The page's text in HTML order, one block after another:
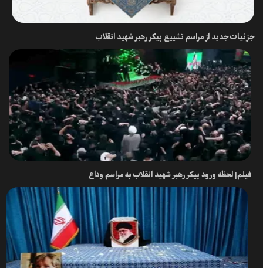
جزئیات جدید از مراسم تشییع پیکر رهبر شهید انقلاب
فیلم| لحظه ورود پیکر رهبر شهید انقلاب به مراسم وداع